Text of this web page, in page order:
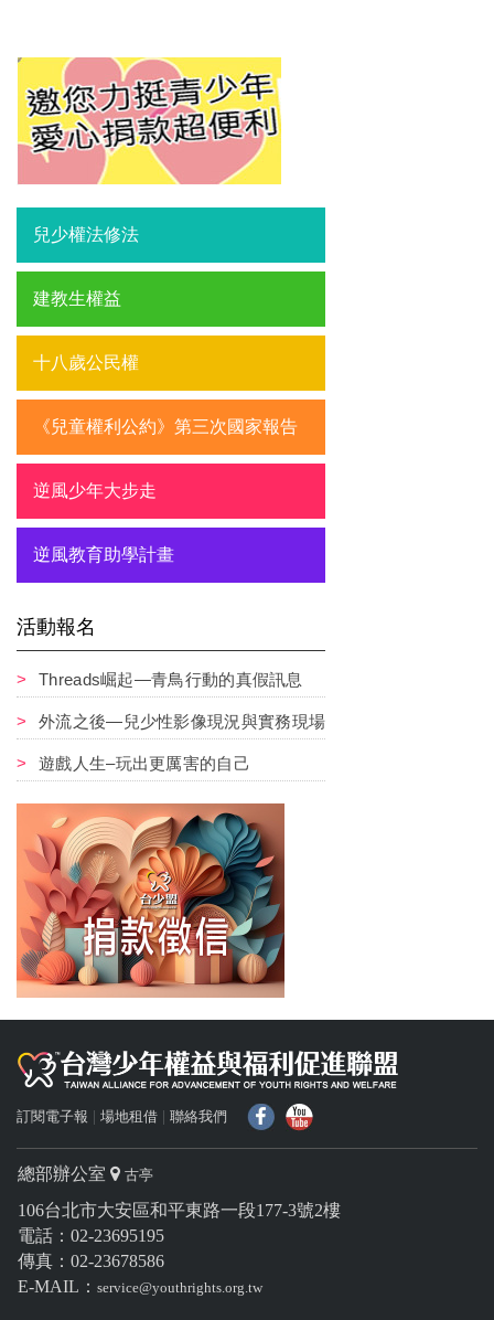
兒少權法修法
建教生權益
十八歲公民權
《兒童權利公約》第三次國家報告
逆風少年大步走
逆風教育助學計畫
活動報名
Threads崛起—青鳥行動的真假訊息
外流之後—兒少性影像現況與實務現場
遊戲人生–玩出更厲害的自己
訂閱電子報 場地租借 聯絡我們
總部辦公室 古亭
106台北市大安區和平東路一段177-3號2樓
電話：02-23695195
傳真：02-23678586
E-MAIL： service@youthrights.org.tw